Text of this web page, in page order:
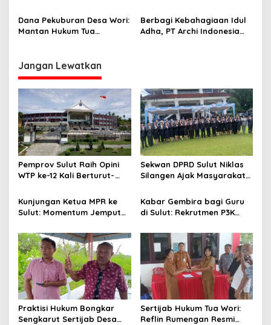
Tuntas Dugaan Korupsi
Stunting Desa Wori
Dana Pekuburan Desa Wori:
Mantan Hukum Tua
Berbagi Kebahagiaan Idul
Adha, PT Archi Indonesia
Jangan Lewatkan
Pemprov Sulut Raih Opini
WTP ke-12 Kali Berturut-
yang Sehat dan Akuntabel
Sekwan DPRD Sulut Niklas
Silangen Ajak Masyarakat
sebagai Perekat Persatuan
Bangsa
Kunjungan Ketua MPR ke
Sulut: Momentum Jemput
Pembangunan Desa
Kabar Gembira bagi Guru
di Sulut: Rekrutmen P3K
Jalur CPNS
Praktisi Hukum Bongkar
Sengkarut Sertijab Desa
Sertijab Hukum Tua Wori:
Reflin Rumengan Resmi